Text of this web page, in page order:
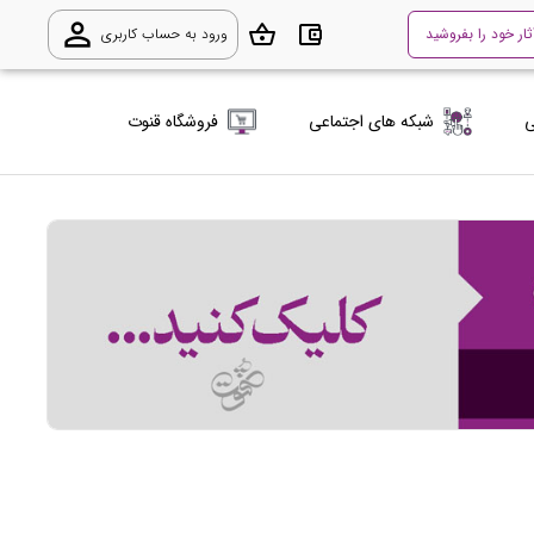
خود را بفروشید person_outline ورود به حساب کاربری shopping_basket account_balance_wallet
شبکه های اجتماعی فروشگاه قنوت